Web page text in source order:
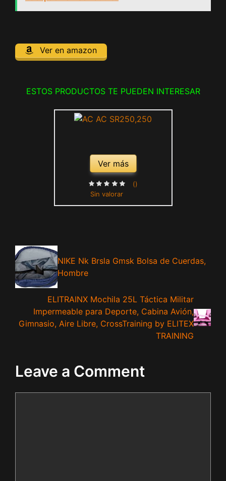
Ver en amazon
ESTOS PRODUCTOS TE PUEDEN INTERESAR
Ver más
Sin valorar
()
NIKE Nk Brsla Gmsk Bolsa de Cuerdas,
Hombre
ELITRAINX Mochila 25L Táctica Militar
Impermeable para Deporte, Cabina Avión,
Gimnasio, Aire Libre, CrossTraining by ELITEX
TRAINING
Leave a Comment